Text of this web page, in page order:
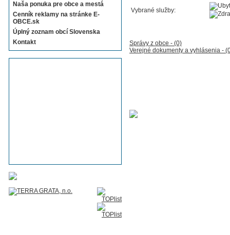
Naša ponuka pre obce a mestá
Cenník reklamy na stránke E-
OBCE.sk
Úplný zoznam obcí Slovenska
Kontakt
Vybrané služby:
Správy z obce - (0)
Verejné dokumenty a vyhlásenia -